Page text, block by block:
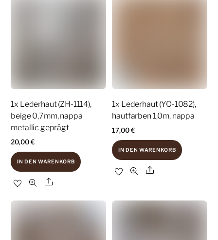
1x Lederhaut (ZH-1114),
beige 0,7mm, nappa
metallic geprägt
20,00€
IN DEN WARENKORB
Share
1x Lederhaut (YO-1082),
hautfarben 1,0m, nappa
17,00€
IN DEN WARENKORB
Share